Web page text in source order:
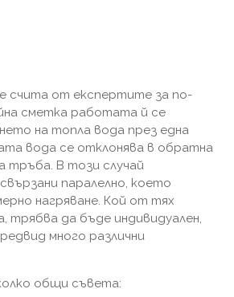
счита от експертите за по-
сметка работата й се
на топла вода през една
вода се отклонява в обратна
тръба. В този случай
паралелно, което
нагряване. Кой от тях
трябва да бъде индивидуален,
много различни
общи съвета: